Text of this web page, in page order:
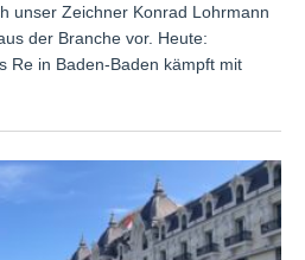
unser Zeichner Konrad Lohrmann
der Branche vor. Heute:
Re in Baden-Baden kämpft mit